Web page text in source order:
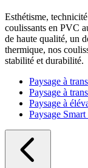
Esthétisme,
coulissants en PVC
de haute qualité, un
thermique, nos
stabilité et durabilité.
Paysage à
Paysage à
Paysage à
Paysage